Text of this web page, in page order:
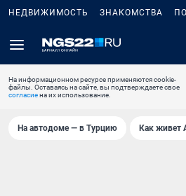
НЕДВИЖИМОСТЬ ЗНАКОМСТВА
На информационном ресурсе применяются cookie-
файлы. Оставаясь на сайте, вы подтверждаете свое
согласиена их использование.
На автодоме — в Турцию Как живет